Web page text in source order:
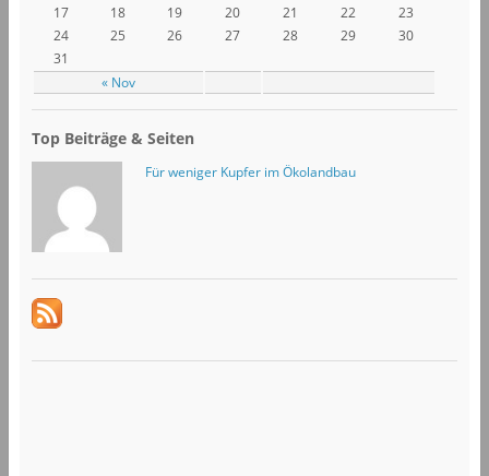
« Nov
17
18 19 20 21 22
23
24
25 26 27 28 29
30
31
Top Beiträge & Seiten
Für weniger Kupfer im Ökolandbau